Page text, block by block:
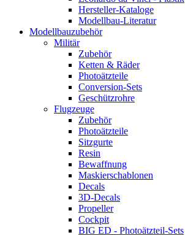
Hersteller-Kataloge
Modellbau-Literatur
Modellbauzubehör
Militär
Zubehör
Ketten & Räder
Photoätzteile
Conversion-Sets
Geschützrohre
Flugzeuge
Zubehör
Photoätzteile
Sitzgurte
Resin
Bewaffnung
Maskierschablonen
Decals
3D-Decals
Propeller
Cockpit
BIG ED - Photoätzteil-Sets